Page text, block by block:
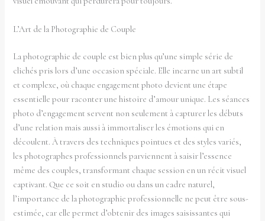
L’Art de la Photographie de Couple
La photographie de couple est bien plus qu’une simple série de
clichés pris lors d’une occasion spéciale. Elle incarne un art subtil
et complexe, où chaque engagement photo devient une étape
essentielle pour raconter une histoire d’amour unique. Les séances
photo d’engagement servent non seulement à capturer les débuts
d’une relation mais aussi à immortaliser les émotions qui en
découlent. À travers des techniques pointues et des styles variés,
les photographes professionnels parviennent à saisir l’essence
même des couples, transformant chaque session en un récit visuel
captivant. Que ce soit en studio ou dans un cadre naturel,
l’importance de la photographie professionnelle ne peut être sous-
estimée, car elle permet d’obtenir des images saisissantes qui